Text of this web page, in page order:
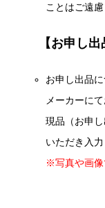
ことはご遠慮
【お申し
お申し出品
メーカーに
現品（お申
いただき入力
※写真や画像